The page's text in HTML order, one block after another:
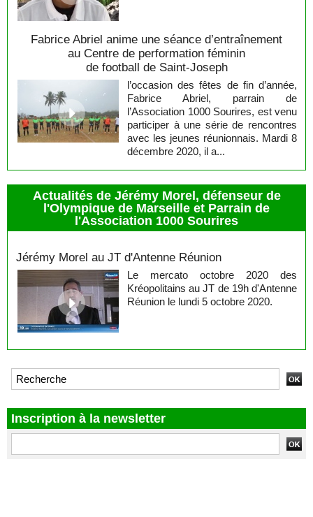
Fabrice Abriel anime une séance d’entraînement
au Centre de performation féminin
de football de Saint-Joseph
l’occasion des fêtes de fin d’année,
Fabrice Abriel, parrain de
l’Association 1000 Sourires, est venu
participer à une série de rencontres
avec les jeunes réunionnais. Mardi 8
décembre 2020, il a...
Actualités de Jérémy Morel, défenseur de
l'Olympique de Marseille et Parrain de
l'Association 1000 Sourires
Jérémy Morel au JT d'Antenne Réunion
Le mercato octobre 2020 des
Kréopolitains au JT de 19h d'Antenne
Réunion le lundi 5 octobre 2020.
Inscription à la newsletter